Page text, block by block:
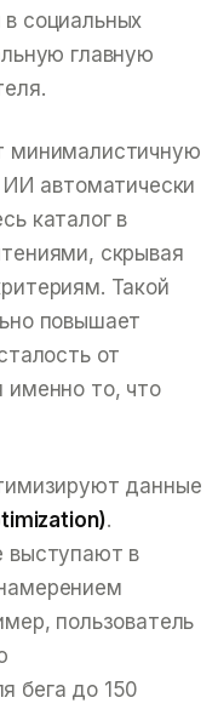
социальных
главную
минималистичную
ИИ автоматически
каталог в
скрывая
Такой
повышает
от
именно то, что
данные
.
выступают в
пользователь
бега до 150